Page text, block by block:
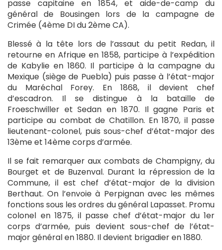
passe capitaine en 1854, et aide-de-camp du
général de Bousingen lors de la campagne de
Crimée (4ème DI du 2ème CA).
Blessé à la tête lors de l’assaut du petit Redan, il
retourne en Afrique en 1858, participe à l’expédition
de Kabylie en 1860. Il participe à la campagne du
Mexique (siège de Puebla) puis passe à l’état-major
du Maréchal Forey. En 1868, il devient chef
d’escadron. Il se distingue à la bataille de
Froeschwiller et Sedan en 1870. Il gagne Paris et
participe au combat de Chatillon. En 1870, il passe
lieutenant-colonel, puis sous-chef d’état-major des
13ème et 14ème corps d’armée.
Il se fait remarquer aux combats de Champigny, du
Bourget et de Buzenval. Durant la répression de la
Commune, il est chef d’état-major de la division
Berthaut. On l’envoie à Perpignan avec les mêmes
fonctions sous les ordres du général Lapasset. Promu
colonel en 1875, il passe chef d’état-major du 1er
corps d’armée, puis devient sous-chef de l’état-
major général en 1880. Il devient brigadier en 1880.